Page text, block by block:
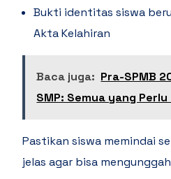
Bukti identitas siswa
Akta Kelahiran
Baca juga: Pra-SPMB
SMP: Semua yang
Pastikan siswa memindai
jelas agar bisa